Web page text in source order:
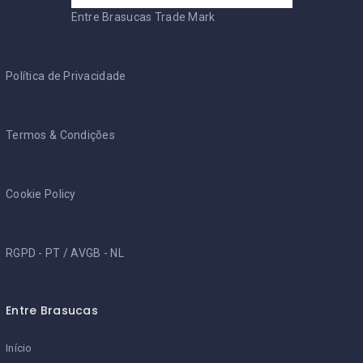
Entre Brasucas Trade Mark
Política de Privacidade
Termos & Condições
Cookie Policy
RGPD - PT /AVGB - NL
Entre Brasucas
Início